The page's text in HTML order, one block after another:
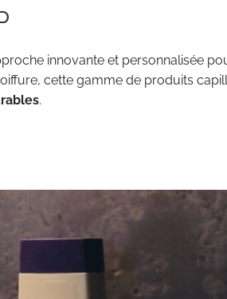
innovante et personnalisée
cette gamme de produits
.